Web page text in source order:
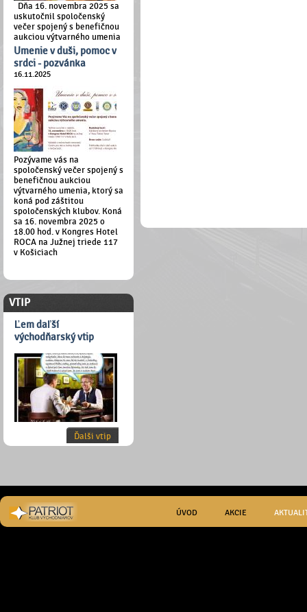
Dňa 16. novembra 2025 sa
uskutočnil spoločenský
večer spojený s benefičnou
aukciou výtvarného umenia
Umenie v duši, pomoc v
srdci - pozvánka
16.11.2025
Pozývame vás na
spoločenský večer spojený s
benefičnou aukciou
výtvarného umenia, ktorý sa
koná pod záštitou
spoločenských klubov. Koná
sa 16. novembra 2025 o
18.00 hod. v Kongres Hotel
ROCA na Južnej triede 117
v Košiciach
VTIP
Ľem daľší
východňarský vtip
Ďalši vtip
ÚVOD AKCIE